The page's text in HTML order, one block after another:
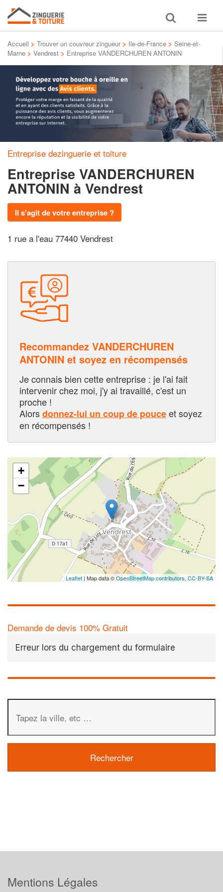
Toggle
search
Toggle
Accueil > Trouver un couvreur zingueur > Ile-de-France > Seine-et-
Marne > Vendrest > Entreprise VANDERCHUREN ANTONIN
Entreprise dezinguerie et toiture
Entreprise VANDERCHUREN
ANTONIN à Vendrest
Il s'agit de votre entreprise ?
1 rue a l'eau 77440 Vendrest
Recommandez VANDERCHUREN
ANTONIN et soyez en récompensés
Je connais bien cette entreprise : je l'ai fait
intervenir chez moi, j'y ai travaillé, c'est un
proche !
Alorsdonnez-lui un coup de pouceet soyez
en récompensés !
+
−
Leaflet | Map data ©OpenStreetMap contributors, CC-BY-SA
Demande de devis 100% Gratuit
Erreur lors du chargement du formulaire
Mentions Légales